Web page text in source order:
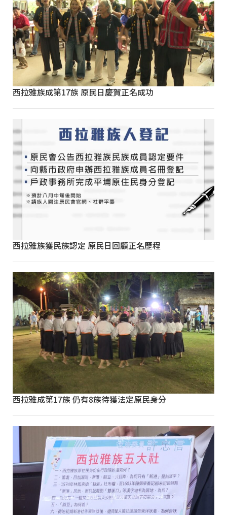
西拉雅族成第17族 原民日慶賀正名成功
西拉雅族獲民族認定 原民日回顧正名歷程
西拉雅成第17族 仍有8族待獲法定原民身分